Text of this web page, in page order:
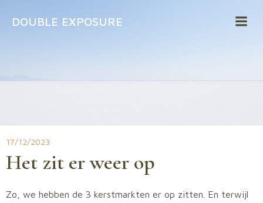
DOUBLE EXPOSURE
17/12/2023
Het zit er weer op
Zo, we hebben de 3 kerstmarkten er op zitten. En terwijl